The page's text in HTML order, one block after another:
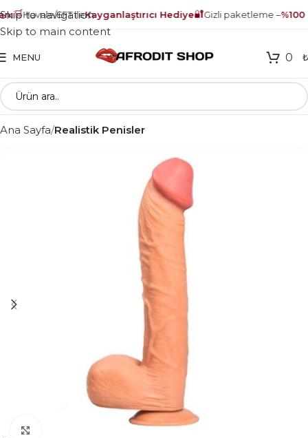
🛒Havale/EFT ileKayganlaştırıcı Hediye🔐Gizli paketleme –%100
Skip to navigation
Skip to main content
MENU 0 ₺
Ana Sayfa Realistik Penisler